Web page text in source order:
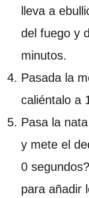
lleva a
del fuego y
minutos.
Pasada la
caliéntalo a
Pasa la
y mete el
0
para añadir